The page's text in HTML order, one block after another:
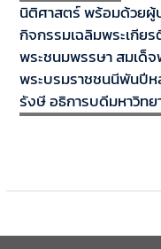
นิติศาสตร์ พร้อมด้วยผู้
กิจกรรมเฉลิมพระเกียร
พระชนมพรรษา สมเด็จ
พระบรมราชชนนีพันปีห
รังษี อธิการบดีมหาวิทย